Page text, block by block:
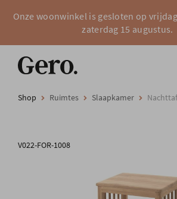
Onze woonwinkel is gesloten op
zaterdag 15 augustus.
Shop Ruimtes Slaapkamer
V022-FOR-1008